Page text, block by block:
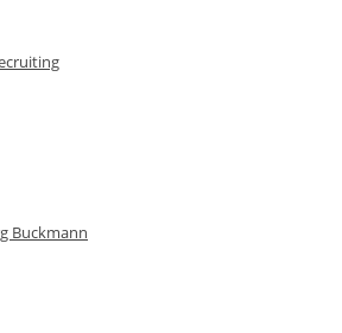
Buckmann